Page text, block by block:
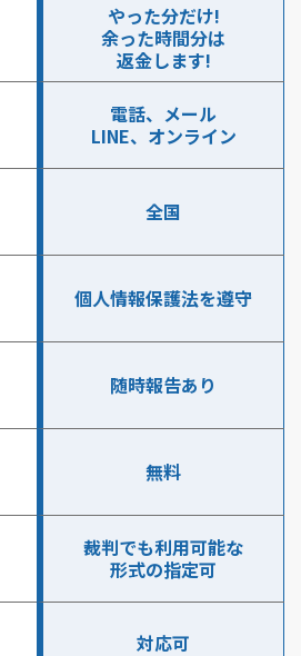
やった分だけ!
余った時間分は
返金します!
電話、メール
LINE、オンライン
全国
個人情報保護法を遵守
随時報告あり
無料
裁判でも利用可能な
形式の指定可
対応可